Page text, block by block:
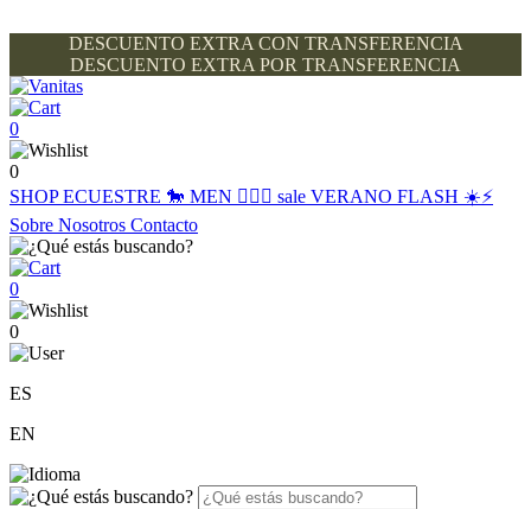
DESCUENTO EXTRA CON TRANSFERENCIA
DESCUENTO EXTRA POR TRANSFERENCIA
0
0
SHOPECUESTRE 🐎 MEN 🙋🏽‍♂️ sale VERANO FLASH ☀️⚡️
Sobre Nosotros Contacto
0
0
ES
EN